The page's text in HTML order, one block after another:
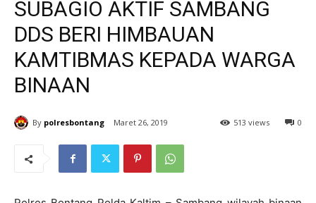
SUBAGIO AKTIF SAMBANG
DDS BERI HIMBAUAN
KAMTIBMAS KEPADA WARGA
BINAAN
By polresbontang Maret 26, 2019 0
513 views